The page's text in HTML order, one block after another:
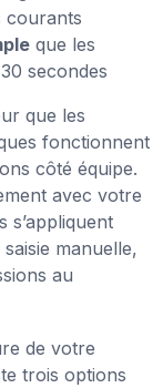
courants
que les
secondes
que les
fonctionnent
côté équipe.
avec votre
s’appliquent
manuelle,
au
de votre
trois options